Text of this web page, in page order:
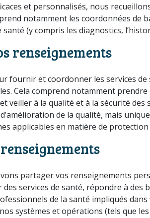
et personnalisés, nous
notamment les coordonnées de
(y compris les diagnostics,
renseignements
fournir et coordonner les services
Cela comprend notamment
veiller à la qualité et à la sécurité
de la qualité, mais
applicables en matière de protection
partager vos renseignements
services de santé, répondre à
de la santé impliqués
systèmes et opérations (tels que